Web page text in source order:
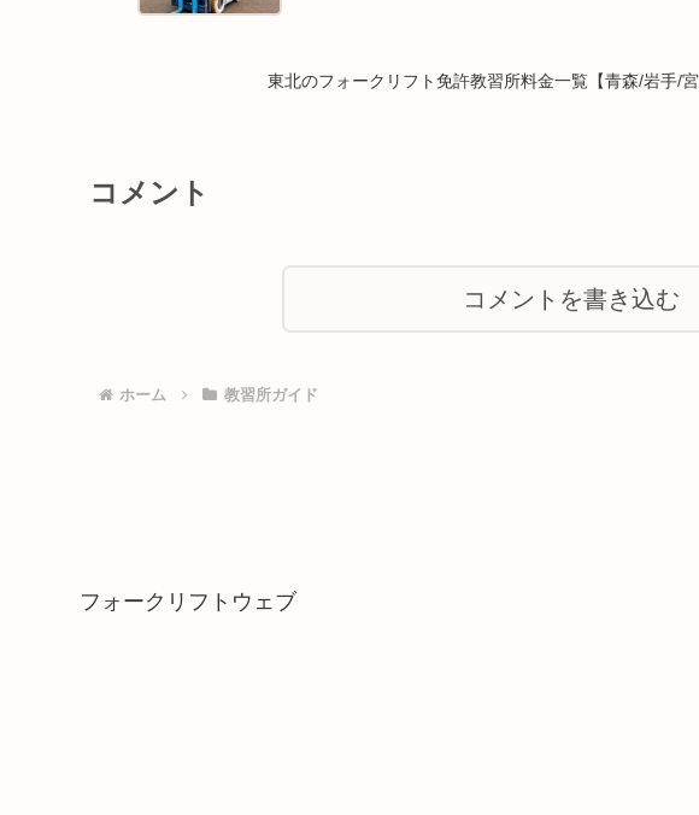
東北のフォークリフト免許教習所料金一覧【青森/岩手/宮
コメント
コメントを書き込む
ホーム 教習所ガイド
フォークリフトウェブ